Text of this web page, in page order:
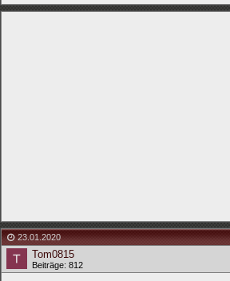
23.01.2020
Tom0815
Beiträge: 812